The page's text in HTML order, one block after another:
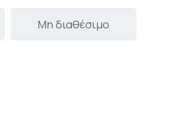
Μη διαθέσιμο